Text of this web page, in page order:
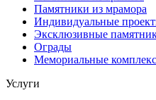
Памятники из мрамора
Индивидуальные
Эксклюзивные
Ограды
Мемориальные
Услуги